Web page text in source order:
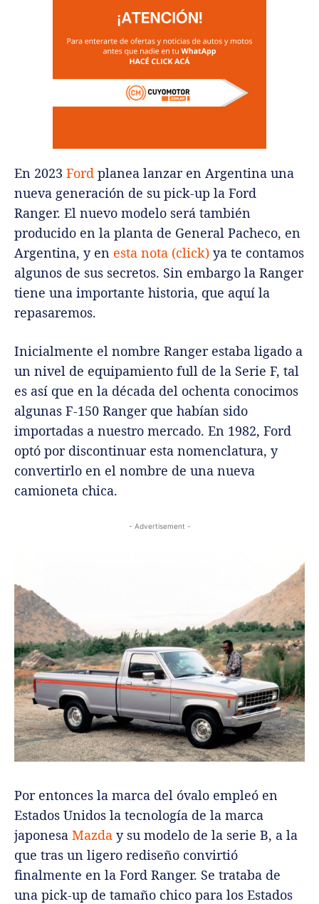
En 2023 Ford planea lanzar en Argentina una
nueva generación de su pick-up la Ford
Ranger. El nuevo modelo será también
producido en la planta de General Pacheco, en
Argentina, y en esta nota (click) ya te contamos
algunos de sus secretos. Sin embargo la Ranger
tiene una importante historia, que aquí la
repasaremos.
Inicialmente el nombre Ranger estaba ligado a
un nivel de equipamiento full de la Serie F, tal
es así que en la década del ochenta conocimos
algunas F-150 Ranger que habían sido
importadas a nuestro mercado. En 1982, Ford
optó por discontinuar esta nomenclatura, y
convertirlo en el nombre de una nueva
camioneta chica.
- Advertisement -
Por entonces la marca del óvalo empleó en
Estados Unidos la tecnología de la marca
japonesa Mazda y su modelo de la serie B, a la
que tras un ligero rediseño convirtió
finalmente en la Ford Ranger. Se trataba de
una pick-up de tamaño chico para los Estados